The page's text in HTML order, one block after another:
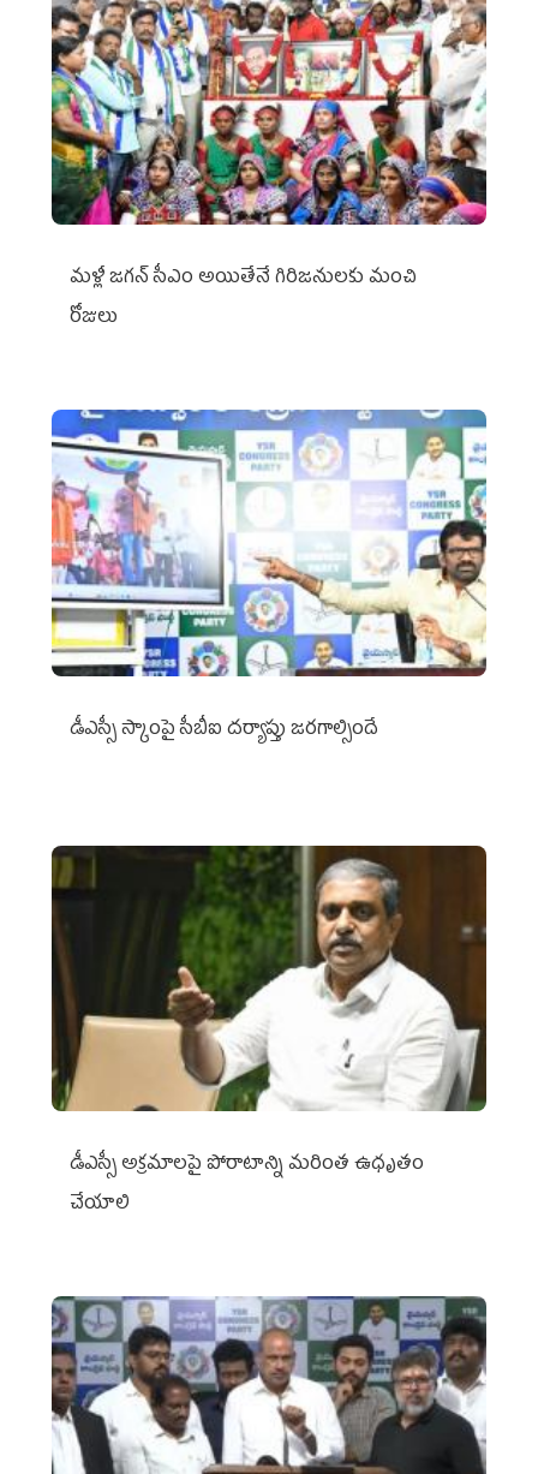
మళ్లీ జగన్ సీఎం అయితేనే గిరిజనులకు మంచి
రోజులు
డీఎస్సీ స్కాంపై సీబీఐ దర్యాప్తు జరగాల్సిందే
డీఎస్సీ అక్రమాలపై పోరాటాన్ని మరింత ఉధృతం
చేయాలి